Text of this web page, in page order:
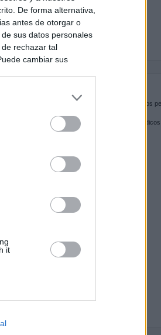
De forma alternativa,
antes de otorgar o
sus datos personales
rechazar tal
cambiar sus
it
es la puerta de entrada a los
Navega por las portadas de los
del otro extremo del mundo.